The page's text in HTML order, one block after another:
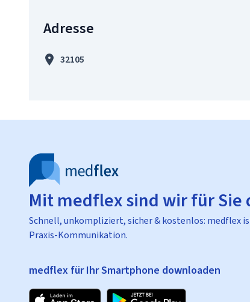
Adresse
32105
Mit medflex sind wir für Sie
Schnell, unkompliziert, sicher & kostenlos: medflex
Praxis-Kommunikation.
medflex für Ihr Smartphone downloaden